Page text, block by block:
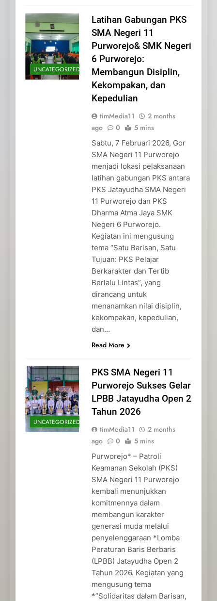
UNCATEGORIZED
Latihan Gabungan PKS
SMA Negeri 11
Purworejo& SMK Negeri
6 Purworejo:
Membangun Disiplin,
Kekompakan, dan
Kepedulian
timMedia11
2 months
ago
0 5 mins
Sabtu, 7 Februari 2026, Gor
SMA Negeri 11 Purworejo
menjadi lokasi pelaksanaan
latihan gabungan PKS antara
PKS Jatayudha SMA Negeri
11 Purworejo dan PKS
Dharma Atma Jaya SMK
Negeri 6 Purworejo.
Kegiatan ini mengusung
tema “Satu Barisan, Satu
Tujuan: PKS Pelajar
Berkarakter dan Tertib
Berlalu Lintas”, yang
dirancang untuk
menanamkan nilai disiplin,
kekompakan, kepedulian,
dan…
Read More
UNCATEGORIZED
PKS SMA Negeri 11
Purworejo Sukses Gelar
LPBB Jatayudha Open 2
Tahun 2026
timMedia11
2 months
ago
0 5 mins
Purworejo* – Patroli
Keamanan Sekolah (PKS)
SMA Negeri 11 Purworejo
kembali menunjukkan
komitmennya dalam
membangun karakter
generasi muda melalui
penyelenggaraan *Lomba
Peraturan Baris Berbaris
(LPBB) Jatayudha Open 2
Tahun 2026. Kegiatan yang
mengusung tema
*”Solidaritas dalam Barisan,